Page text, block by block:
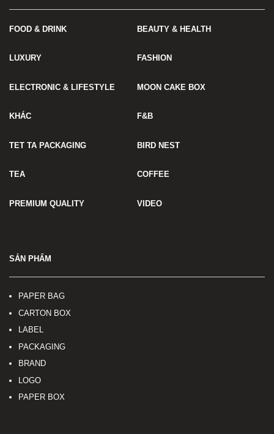
FOOD & DRINK BEAUTY & HEALTH
LUXURY FASHION
ELECTRONIC & LIFESTYLE MOON CAKE BOX
KHÁC F&B
TET TA PACKAGING BIRD NEST
TEA COFFEE
PREMIUM QUALITY VIDEO
SẢN PHẨM
PAPER BAG
CARTON BOX
LABEL
PACKAGING
BRAND
LOGO
PAPER BOX